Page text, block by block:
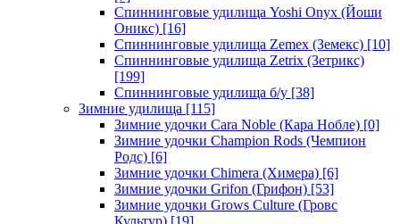
Спиннинговые удилища Yoshi Onyx (Йоши
Оникс) [16]
Спиннинговые удилища Zemex (Земекс) [10]
Спиннинговые удилища Zetrix (Зетрикс)
[199]
Спиннинговые удилища б/у [38]
Зимние удилища [115]
Зимние удочки Cara Noble (Кара Нобле) [0]
Зимние удочки Champion Rods (Чемпион
Родс) [6]
Зимние удочки Chimera (Химера) [6]
Зимние удочки Grifon (Грифон) [53]
Зимние удочки Grows Culture (Гровс